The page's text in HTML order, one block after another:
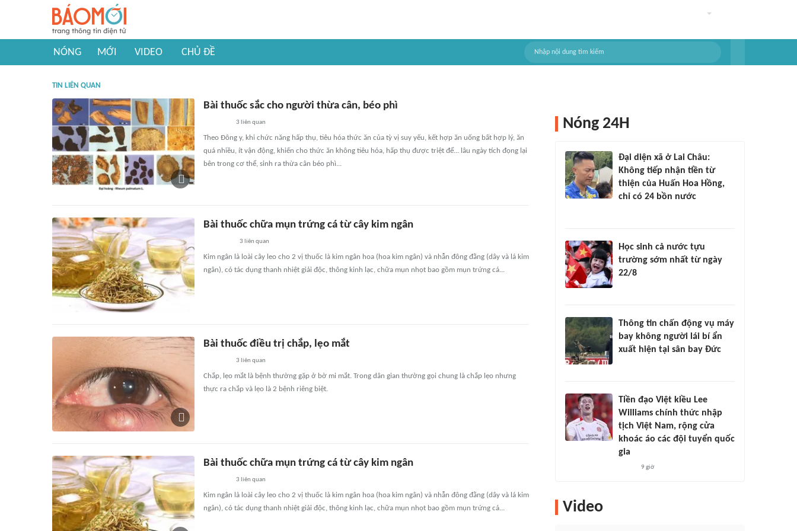
NÓNG MỚI VIDEO CHỦ ĐỀ
TIN LIÊN QUAN
Bài thuốc sắc cho người thừa cân, béo phì
3 liên quan
Theo Đông y, khi chức năng hấp thụ, tiêu hóa thức ăn của tỳ vị suy yếu, kết hợp ăn uống bất hợp lý, ăn
quá nhiều, ít vận động, khiến cho thức ăn không tiêu hóa, hấp thụ được triệt để... lâu ngày tích đọng lại
bên trong cơ thể, sinh ra thừa cân béo phì...
Bài thuốc chữa mụn trứng cá từ cây kim ngân
3 liên quan
Kim ngân là loài cây leo cho 2 vị thuốc là kim ngân hoa (hoa kim ngân) và nhẫn đông đằng (dây và lá kim
ngân), có tác dụng thanh nhiệt giải độc, thông kinh lạc, chữa mụn nhọt bao gồm mụn trứng cá...
Bài thuốc điều trị chắp, lẹo mắt
3 liên quan
Chắp, lẹo mắt là bệnh thường gặp ở bờ mi mắt. Trong dân gian thường gọi chung là chắp lẹo nhưng
thực ra chắp và lẹo là 2 bệnh riêng biệt.
Bài thuốc chữa mụn trứng cá từ cây kim ngân
3 liên quan
Kim ngân là loài cây leo cho 2 vị thuốc là kim ngân hoa (hoa kim ngân) và nhẫn đông đằng (dây và lá kim
ngân), có tác dụng thanh nhiệt giải độc, thông kinh lạc, chữa mụn nhọt bao gồm mụn trứng cá...
Nóng 24H
Đại diện xã ở Lai Châu:
Không tiếp nhận tiền từ
thiện của Huấn Hoa Hồng,
chỉ có 24 bồn nước
Học sinh cả nước tựu
trường sớm nhất từ ngày
22/8
Thông tin chấn động vụ máy
bay không người lái bí ẩn
xuất hiện tại sân bay Đức
Tiền đạo Việt kiều Lee
Williams chính thức nhập
tịch Việt Nam, rộng cửa
khoác áo các đội tuyển quốc
gia
9 giờ
Video